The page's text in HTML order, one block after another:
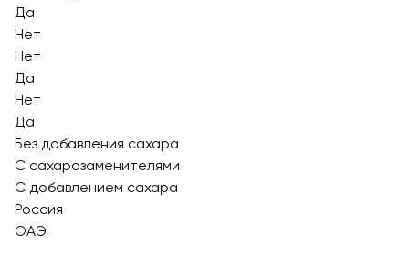
Да
Нет
Нет
Да
Нет
Да
Без добавления сахара
С сахарозаменителями
С добавлением сахара
Россия
ОАЭ